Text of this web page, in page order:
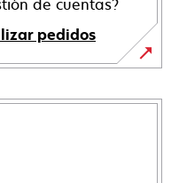
de cuentas?
pedidos